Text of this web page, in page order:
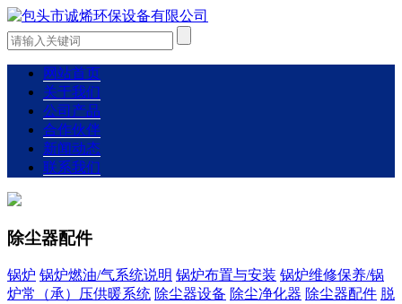
网站首页
关于我们
公司产品
合作伙伴
新闻动态
联系我们
除尘器配件
锅炉 锅炉燃油/气系统说明 锅炉布置与安装 锅炉维修保养/锅
炉常（承）压供暖系统 除尘器设备 除尘净化器 除尘器配件 脱